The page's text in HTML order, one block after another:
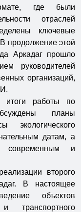
где были
отраслей
ключевые
продолжение этой
Аркадаг прошло
руководителей
организаций,
итоги работы по
планы
экологического
датам, а
современным и
второго
В настоящее
объектов
транспортного